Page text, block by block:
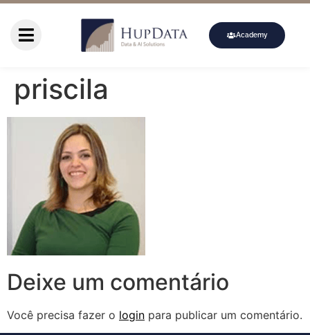
Academy
priscila
Deixe um comentário
Você precisa fazer o login para publicar um comentário.